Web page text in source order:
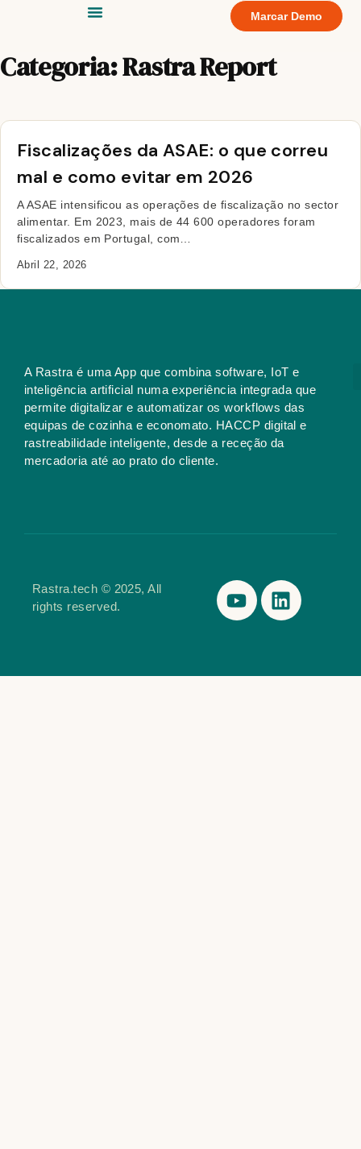
Marcar Demo
Categoria:Rastra Report
Fiscalizações da ASAE: o que correu
mal e como evitar em 2026
A ASAE intensificou as operações de fiscalização no sector
alimentar. Em 2023, mais de 44 600 operadores foram
fiscalizados em Portugal, com…
Abril 22, 2026
A Rastra é uma App que combina software, IoT e
inteligência artificial numa experiência integrada que
permite digitalizar e automatizar os workflows das
equipas de cozinha e economato. HACCP digital e
rastreabilidade inteligente, desde a receção da
mercadoria até ao prato do cliente.
Rastra.tech © 2025, All
rights reserved.